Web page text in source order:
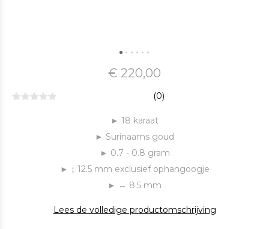
€ 220,00
(0)
► 18 karaat
► Surinaams goud
► 0.7 - 0.8 gram
► ↨ 12.5 mm exclusief ophangoogje
► ↔ 8.5 mm
Lees de volledige productomschrijving